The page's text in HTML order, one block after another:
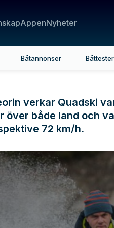
AppenNyheter
Båtannonser Båttester
verkar Quadski
över både land och
72 km/h.